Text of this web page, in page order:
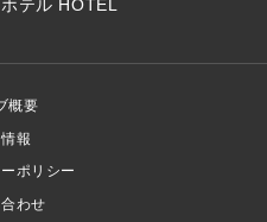
ホテル HOTEL
概要
報
ポリシー
わせ